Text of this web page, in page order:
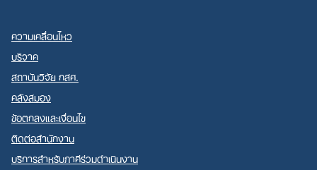
ความเคลื่อนไหว
บริจาค
สถาบันวิจัย กสศ.
คลังสมอง
ข้อตกลงและเงื่อนไข
ติดต่อสำนักงาน
บริการสำหรับภาคีร่วมดำเนินงาน